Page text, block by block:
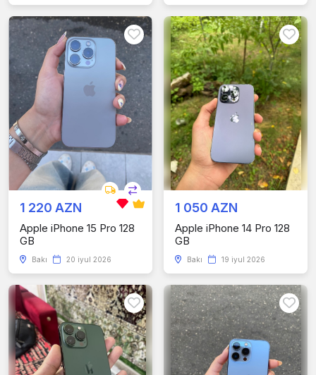
1 220 AZN
Apple iPhone 15 Pro 128
GB
Bakı 20 iyul 2026
1 050 AZN
Apple iPhone 14 Pro 128
GB
Bakı 19 iyul 2026